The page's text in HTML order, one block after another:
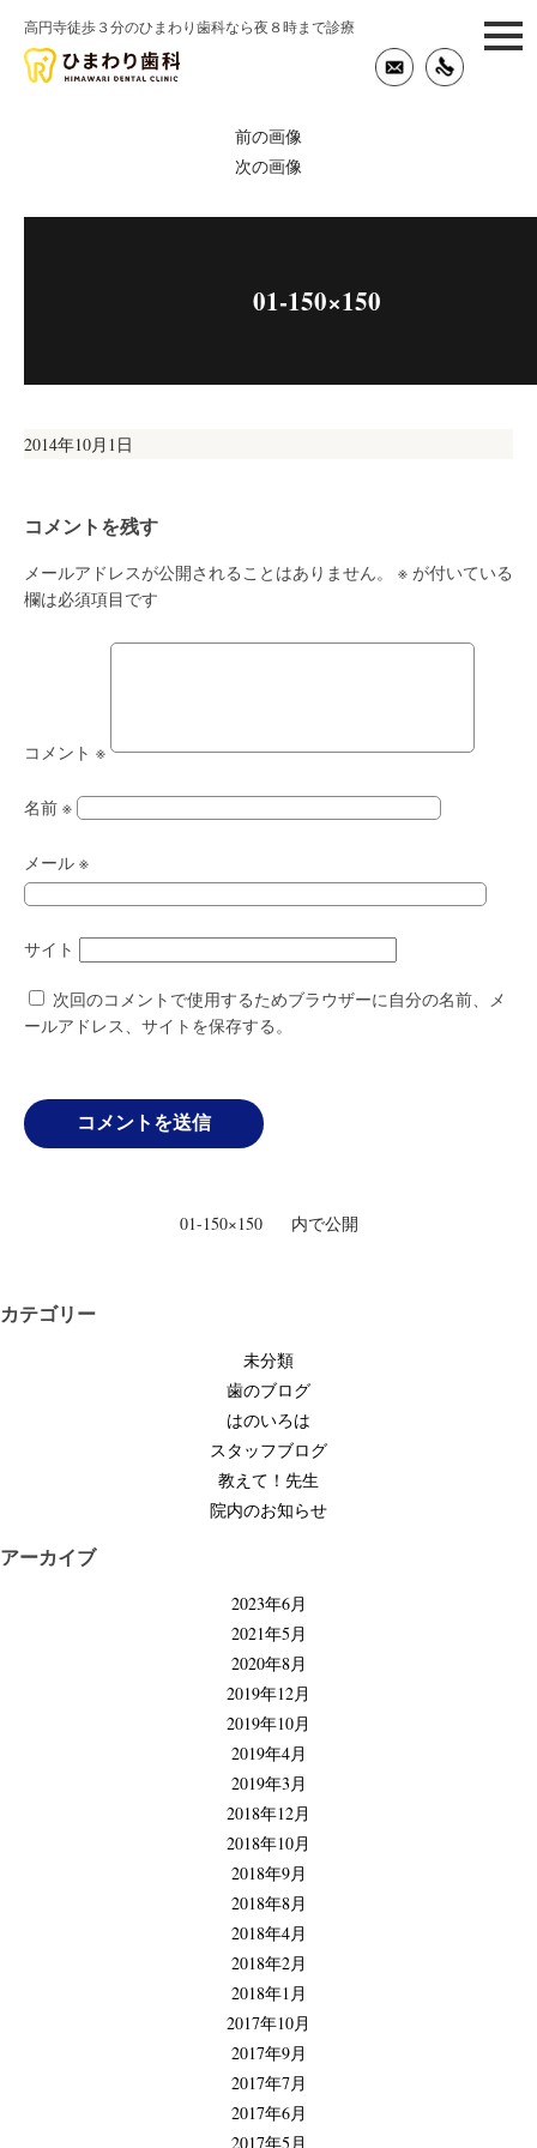
高円寺徒歩３分のひまわり歯科なら夜８時まで診療
前の画像
次の画像
01-150×150
投
2014年10月1日
コメントを残す
メールアドレスが公開されることはありません。 ※ が付いている
欄は必須項目です
コメント ※
名前 ※
メール ※
サイト
次回のコメントで使用するためブラウザーに自分の名前、メ
ールアドレス、サイトを保存する。
ビ
01-150×150 内で公開
カテゴリー
未分類
歯のブログ
はのいろは
スタッフブログ
教えて！先生
院内のお知らせ
アーカイブ
2023年6月
2021年5月
2020年8月
2019年12月
2019年10月
2019年4月
2019年3月
2018年12月
2018年10月
2018年9月
2018年8月
2018年4月
2018年2月
2018年1月
2017年10月
2017年9月
2017年7月
2017年6月
2017年5月